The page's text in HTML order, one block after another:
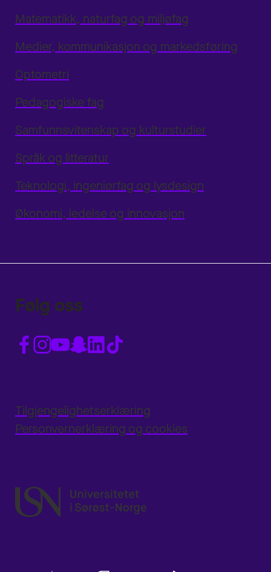
Matematikk, naturfag og miljøfag
Medier, kommunikasjon og markedsføring
Optometri
Pedagogiske fag
Samfunnsvitenskap og kulturstudier
Språk og litteratur
Teknologi, ingeniørfag og lysdesign
Økonomi, ledelse og innovasjon
Følg oss
Tilgjengelighetserklæring
Personvernerklæring og cookies